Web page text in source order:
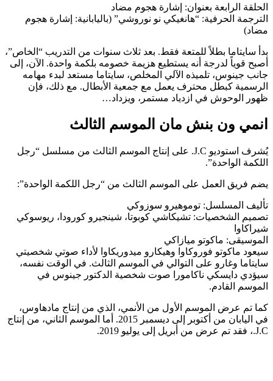
الحلقة الرابعة بعنوان: إشارة هجوم مضاد
الترجمة الحرفية: “هانغيكي نو نوروشي” (باليابانية: إشارة هجوم
مضاد)
بدأ سايتاما بطلاً للمتعة فقط. بعد ثلاث سنوات من التدريب “الخاص”،
أصبح قوياً لدرجة أنه يستطيع هزيمة خصومه بلكمة واحدة. الآن، إلى
جانب جينوس، تلميذه الآلي المخلص، سايتاما مستعد لبدء مهامه
الرسمية كبطل محترف يعمل مع جمعية الأبطال. مع ذلك، فإن
ظهور الوحوش في ازدياد مستمر، ويزداد…
انمي ون بنش مان الموسم الثالث
يُشرف استوديو J.C. على إنتاج الموسم الثالث من مسلسل “رجل
اللكمة الواحدة”.
يضم فريق العمل على الموسم الثالث من “رجل اللكمة الواحدة”:
تأليف المسلسل: توموهيرو سوزوكي
تصميم الشخصيات: تشيكاشي كوبوتا، شينجيرو كورودا، ريوسوكي
شيراكاوا
الموسيقى: ماكوتو ميازاكي
سيعود ماكوتو فوروكاوا وهيكارو ميدوريكاوا لأداء صوتي شخصيتي
سايتاما وغارو على التوالي في الموسم الثالث. في الوقت نفسه،
سيؤدي دايسكي ناكامورا صوت شخصية الدكتور جينوس في
الموسم القادم.
كما تم عرض الموسم الأول من الأنمي، الذي من إنتاج مادهاوس،
في اليابان من أكتوبر إلى ديسمبر 2015. أما الموسم الثاني، من إنتاج
J.C.، فقد تم عرض من أبريل إلى يوليو 2019.